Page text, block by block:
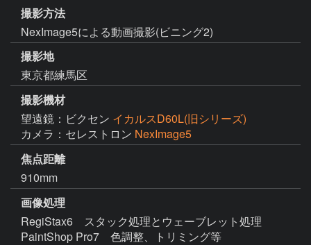
撮影方法
NexImage5による動画撮影(ビニング2)
撮影地
東京都練馬区
撮影機材
望遠鏡：ビクセン イカルスD60L(旧シリーズ)
カメラ：セレストロン NexImage5
焦点距離
910mm
画像処理
RegiStax6　スタック処理とウェーブレット処理
PaintShop Pro7　色調整、トリミング等